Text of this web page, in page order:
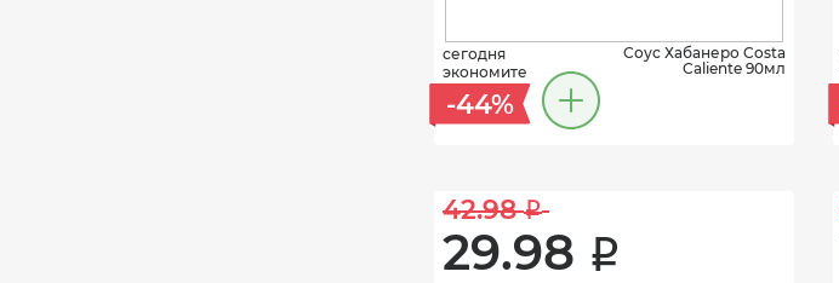
сегодня
экономите
-44%
Соус Хабанеро Costa
Caliente 90мл
42.98 i
29.98 i